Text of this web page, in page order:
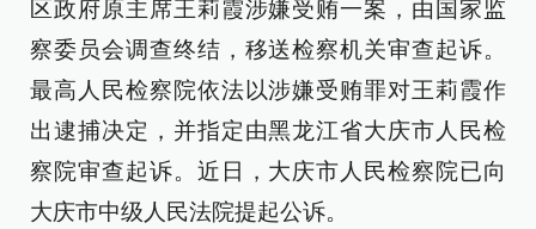
区政府原主席王莉霞涉嫌受贿一案，由国家监
察委员会调查终结，移送检察机关审查起诉。
最高人民检察院依法以涉嫌受贿罪对王莉霞作
出逮捕决定，并指定由黑龙江省大庆市人民检
察院审查起诉。近日，大庆市人民检察院已向
大庆市中级人民法院提起公诉。